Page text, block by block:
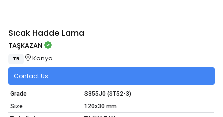
Sıcak Hadde Lama
TAŞKAZAN
TR Konya
Contact Us
Grade
S355J0 (ST52-3)
Size
120x30 mm